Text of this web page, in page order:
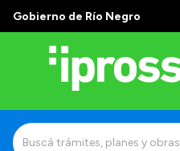
Gobierno de Río Negro